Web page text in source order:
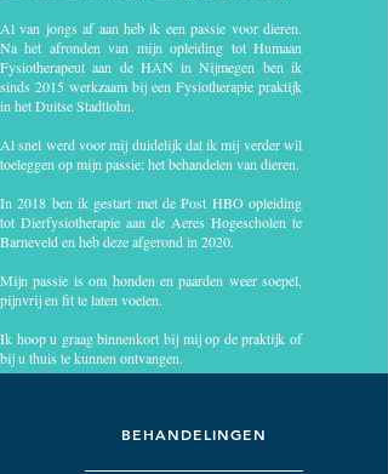
Al van jongs af aan heb ik een passie voor dieren.
Na het afronden van mijn opleiding tot Humaan
Fysiotherapeut aan de HAN in Nijmegen ben ik
sinds 2015 werkzaam bij een Fysiotherapie praktijk
in het Duitse Stadtlohn.
Al snel werd voor mij duidelijk dat ik mij verder wil
toeleggen op mijn passie: het behandelen van dieren.
In 2018 ben ik gestart met de Post HBO opleiding
tot Dierfysiotherapie aan de Aeres Hogescholen te
Barneveld en heb deze afgerond in 2020.
Mijn passie is om honden en paarden weer soepel,
pijnvrij en fit te laten voelen.
Ik hoop u graag binnenkort bij mij op de praktijk of
bij u thuis te kunnen ontvangen.
BEHANDELINGEN